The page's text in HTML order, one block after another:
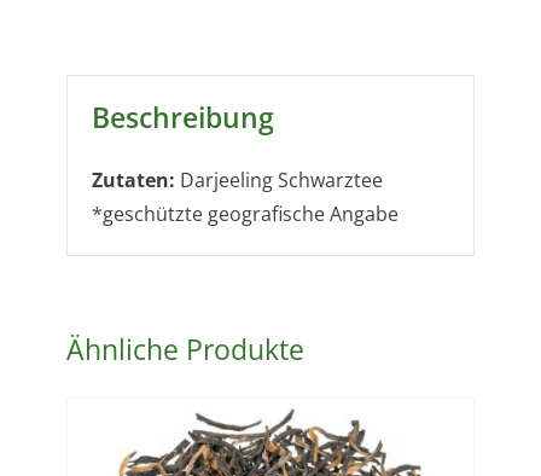
Beschreibung
Zutaten: Darjeeling Schwarztee
*geschützte geografische Angabe
Ähnliche Produkte